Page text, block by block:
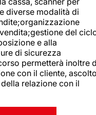
diverse modalità di
del
e alla
di sicurezza
permetterà inoltre
con il cliente,
relazione con il